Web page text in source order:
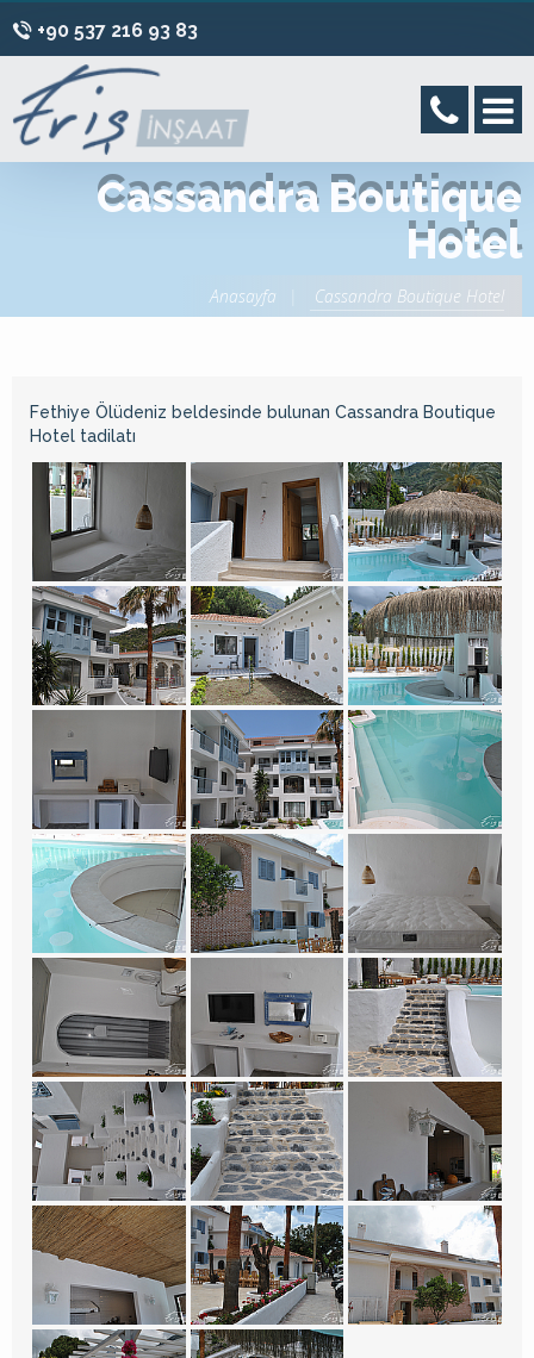
+90 537 216 93 83
Cassandra Boutique
Hotel
Anasayfa Cassandra Boutique Hotel
Fethiye Ölüdeniz beldesinde bulunan Cassandra Boutique
Hotel tadilatı